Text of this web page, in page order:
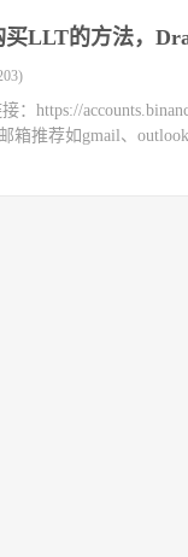
买LLT的方法，
https://
箱推荐如gmail、